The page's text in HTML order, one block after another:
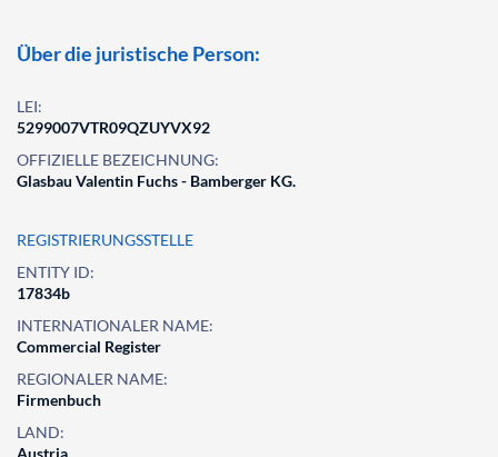
Über die juristische Person:
LEI:
5299007VTR09QZUYVX92
OFFIZIELLE BEZEICHNUNG:
Glasbau Valentin Fuchs - Bamberger KG.
REGISTRIERUNGSSTELLE
ENTITY ID:
17834b
INTERNATIONALER NAME:
Commercial Register
REGIONALER NAME:
Firmenbuch
LAND:
Austria